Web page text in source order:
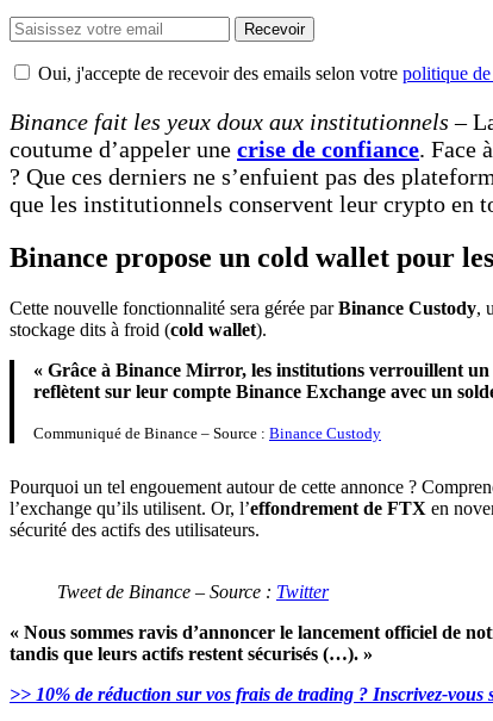
Recevoir
Oui, j'accepte de recevoir des emails selon votre politique
Binance fait les yeux doux aux institutionnels–
coutume d’appeler une crise de confiance. Face
? Que ces derniers ne s’enfuient pas des
que les institutionnels conservent leur crypto en
Binance propose un cold wallet pour
Cette nouvelle fonctionnalité sera gérée parBinance Custody,
stockage dits à froid (cold wallet).
« Grâce à Binance Mirror, les institutions verrouillent
reflètent sur leur compte Binance Exchange avec un
Communiqué de Binance – Source : Binance Custody
Pourquoi un tel engouement autour de cette annonce ?
l’exchange qu’ils utilisent. Or, l’effondrement de FTX en
sécurité des actifs des utilisateurs.
Tweet de Binance – Source : Twitter
« Nous sommes ravis d’annoncer le lancement officiel de
tandis que leurs actifs restent sécurisés (…). »
>> 10% de réduction sur vos frais de trading ? Inscrivez-